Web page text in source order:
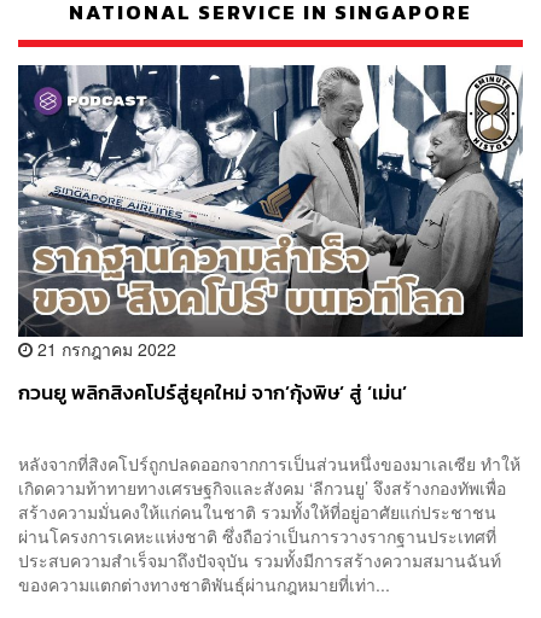
NATIONAL SERVICE IN SINGAPORE
21 กรกฎาคม 2022
กวนยู พลิกสิงคโปร์สู่ยุคใหม่ จาก’กุ้งพิษ’ สู่ ‘เม่น’
หลังจากที่สิงคโปร์ถูกปลดออกจากการเป็นส่วนหนึ่งของมาเลเซีย ทำให้
เกิดความท้าทายทางเศรษฐกิจและสังคม ‘ลีกวนยู’ จึงสร้างกองทัพเพื่อ
สร้างความมั่นคงให้แก่คนในชาติ รวมทั้งให้ที่อยู่อาศัยแก่ประชาชน
ผ่านโครงการเคหะแห่งชาติ ซึ่งถือว่าเป็นการวางรากฐานประเทศที่
ประสบความสำเร็จมาถึงปัจจุบัน รวมทั้งมีการสร้างความสมานฉันท์
ของความแตกต่างทางชาติพันธ์ุผ่านกฎหมายที่เท่า...